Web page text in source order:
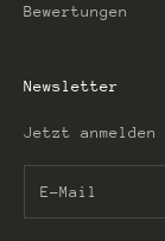
Bewertungen
Newsletter
Jetzt anmelden